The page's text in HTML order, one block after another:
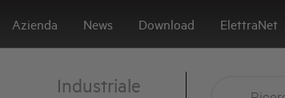
Azienda News Download ElettraNet
Industriale